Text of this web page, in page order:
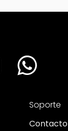
Soporte
Contacto